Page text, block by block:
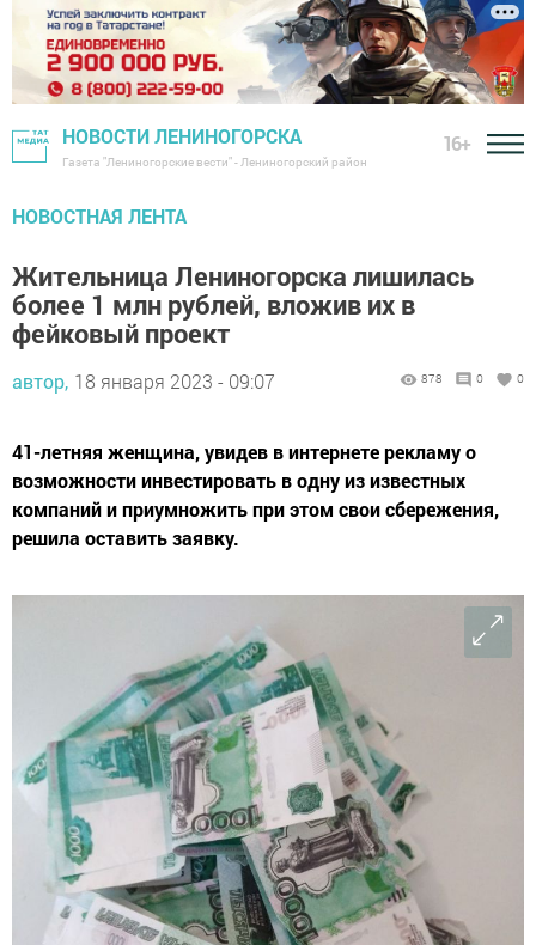
НОВОСТИ ЛЕНИНОГОРСКА
Газета "Лениногорские вести" - Лениногорский район
16+
НОВОСТНАЯ ЛЕНТА
Жительница Лениногорска лишилась
более 1 млн рублей, вложив их в
фейковый проект
автор, 18 января 2023 - 09:07 878 0 0
41-летняя женщина, увидев в интернете рекламу о
возможности инвестировать в одну из известных
компаний и приумножить при этом свои сбережения,
решила оставить заявку.